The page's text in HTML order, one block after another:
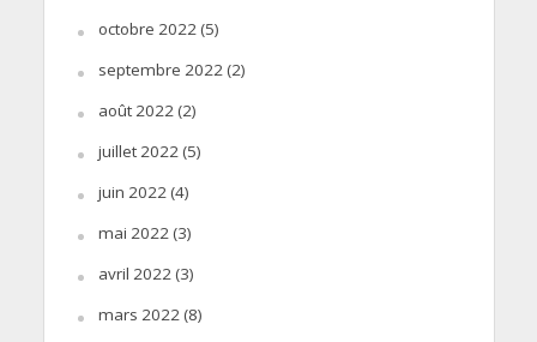
octobre 2022(5)
septembre 2022(2)
août 2022(2)
juillet 2022(5)
juin 2022(4)
mai 2022(3)
avril 2022(3)
mars 2022(8)